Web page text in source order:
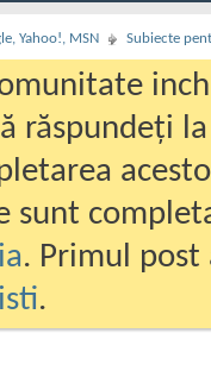
Yahoo!, MSN Subiecte
răspundeți
sunt
. Primul
.